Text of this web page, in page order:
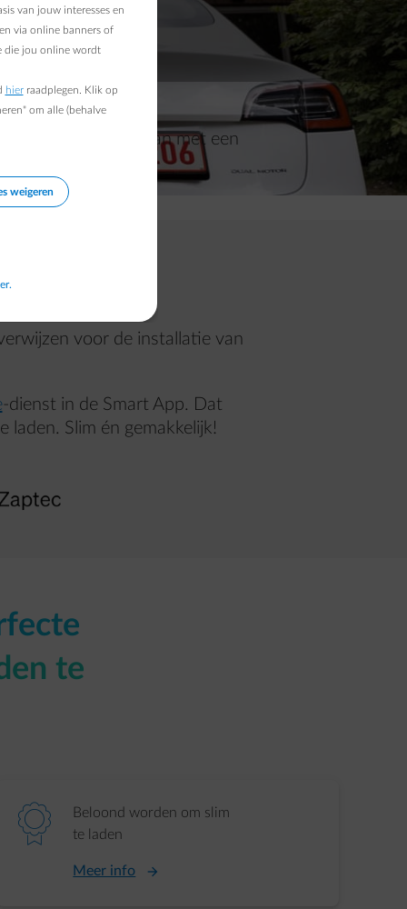
dan met een
voor de installatie van
-dienst in de Smart App. Dat
Slim én gemakkelijk!
te
element-ribbon
Beloond worden om slim
te laden
Meer info
van jouw interesses en
via online banners of
die jou online wordt
hierraadplegen. Klik op
om alle (behalve
weigeren